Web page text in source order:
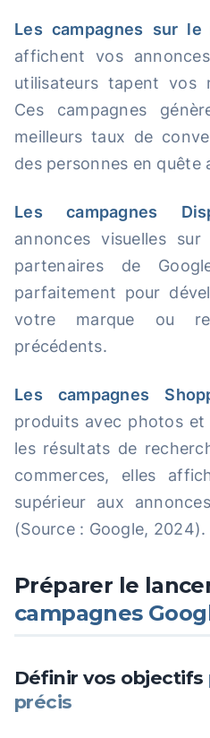
Les campagnes sur
affichent vos
utilisateurs tapent vos
Ces campagnes
meilleurs taux de
des personnes en quête
Les campagnes
annonces visuelles
partenaires de
parfaitement pour
votre marque ou
précédents.
Les campagnes
produits avec photos
les résultats de
commerces, elles
supérieur aux
(Source : Google, 2024).
Préparer le
campagnes
Définir vos objectifs
précis